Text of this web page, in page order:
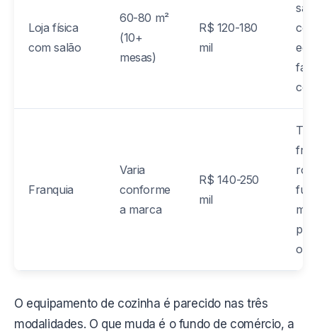
Loja física
com salão
60-80 m²
(10+
mesas)
R$ 120-180
mil
Franquia
Varia
conforme
a marca
R$ 140-250
mil
O equipamento de cozinha é parecido nas três
modalidades. O que muda é o fundo de comércio, a